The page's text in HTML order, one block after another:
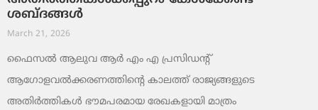
ശബ്ദങ്ങൾ
March 21, 2026
ഫൈസൽ ആലുവ ആർ എം എ പ്രസിഡന്റ്
ആഗോളവൽക്കരണത്തിന്റെ കാലത്ത് രാജ്യങ്ങളുടെ
അതിർത്തികൾ ഭൗമപരമായ രേഖകളായി മാത്രം